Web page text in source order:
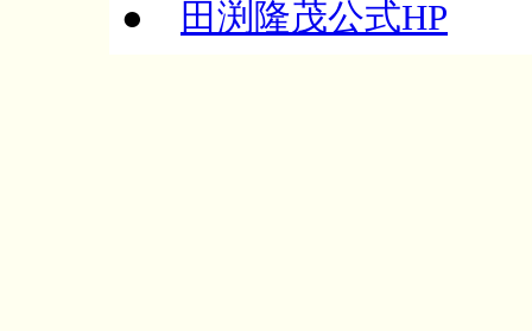
● 田渕隆茂公式HP